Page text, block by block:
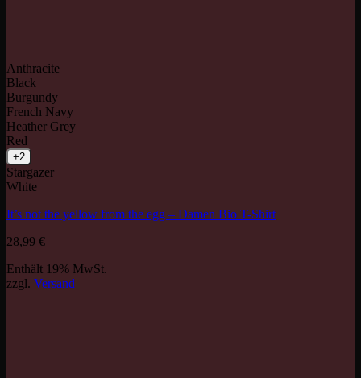
Anthracite
Black
Burgundy
French Navy
Heather Grey
Red
+2
Stargazer
White
It’s not the yellow from the egg – Damen Bio T-Shirt
28,99 €
Enthält 19% MwSt.
zzgl. Versand